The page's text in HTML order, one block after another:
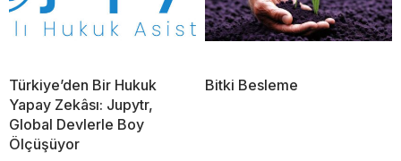
Türkiye’den Bir Hukuk
Yapay Zekâsı: Jupytr,
Global Devlerle Boy
Ölçüşüyor
Bitki Besleme